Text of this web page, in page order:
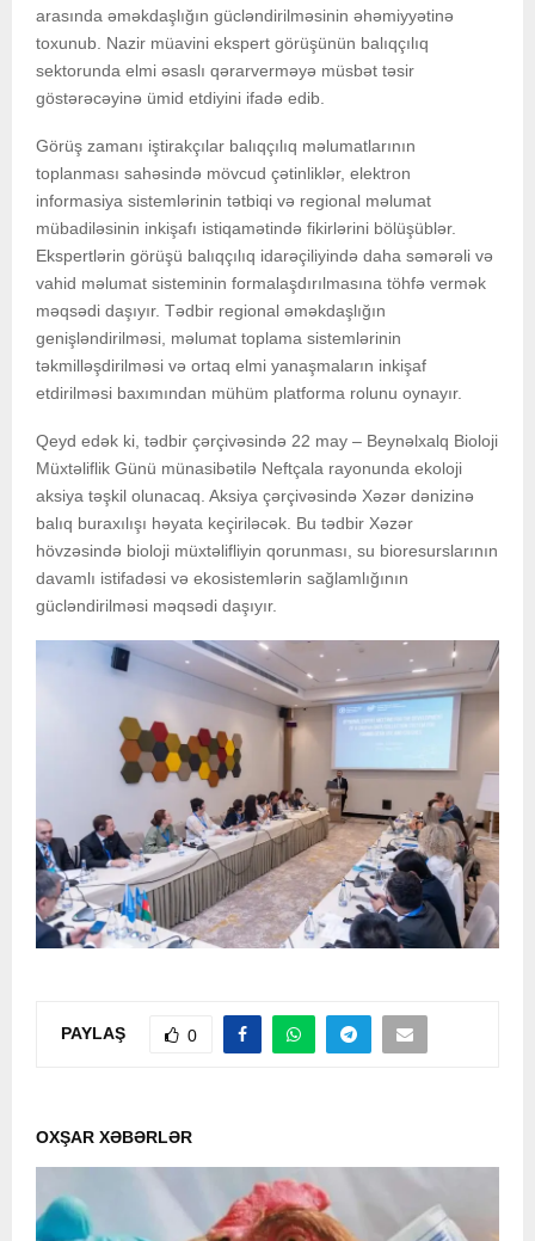
arasında əməkdaşlığın gücləndirilməsinin əhəmiyyətinə
toxunub. Nazir müavini ekspert görüşünün balıqçılıq
sektorunda elmi əsaslı qərarverməyə müsbət təsir
göstərəcəyinə ümid etdiyini ifadə edib.
Görüş zamanı iştirakçılar balıqçılıq məlumatlarının
toplanması sahəsində mövcud çətinliklər, elektron
informasiya sistemlərinin tətbiqi və regional məlumat
mübadiləsinin inkişafı istiqamətində fikirlərini bölüşüblər.
Ekspertlərin görüşü balıqçılıq idarəçiliyində daha səmərəli və
vahid məlumat sisteminin formalaşdırılmasına töhfə vermək
məqsədi daşıyır. Tədbir regional əməkdaşlığın
genişləndirilməsi, məlumat toplama sistemlərinin
təkmilləşdirilməsi və ortaq elmi yanaşmaların inkişaf
etdirilməsi baxımından mühüm platforma rolunu oynayır.
Qeyd edək ki, tədbir çərçivəsində 22 may – Beynəlxalq Bioloji
Müxtəliflik Günü münasibətilə Neftçala rayonunda ekoloji
aksiya təşkil olunacaq. Aksiya çərçivəsində Xəzər dənizinə
balıq buraxılışı həyata keçiriləcək. Bu tədbir Xəzər
hövzəsində bioloji müxtəlifliyin qorunması, su bioresurslarının
davamlı istifadəsi və ekosistemlərin sağlamlığının
gücləndirilməsi məqsədi daşıyır.
PAYLAŞ 0
OXŞAR XƏBƏRLƏR